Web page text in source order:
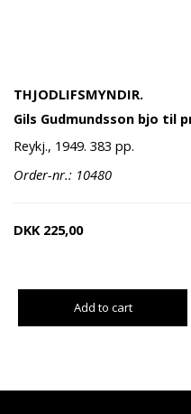
THJODLIFSMYNDIR.
Gils Gudmundsson bjo til
Reykj., 1949. 383 pp.
Order-nr.: 10480
DKK 225,00
Add to cart